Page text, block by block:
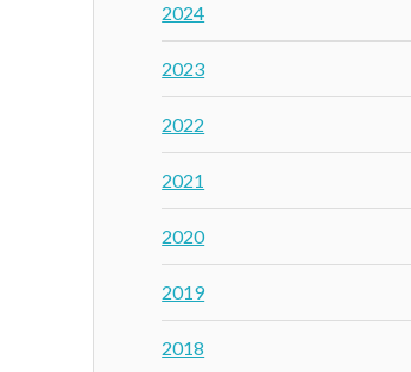
2024
2023
2022
2021
2020
2019
2018